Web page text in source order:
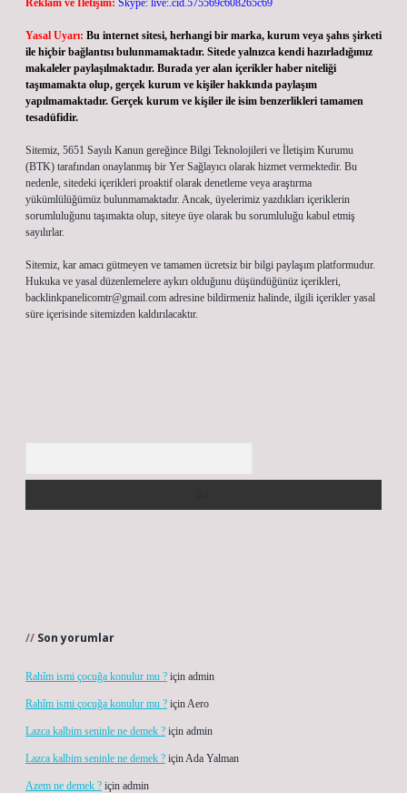
Reklam ve İletişim: Skype: live:.cid.575569c608265c69
Yasal Uyarı: Bu internet sitesi, herhangi bir marka, kurum veya şahıs şirketi
ile hiçbir bağlantısı bulunmamaktadır. Sitede yalnızca kendi hazırladığımız
makaleler paylaşılmaktadır. Burada yer alan içerikler haber niteliği
taşımamakta olup, gerçek kurum ve kişiler hakkında paylaşım
yapılmamaktadır. Gerçek kurum ve kişiler ile isim benzerlikleri tamamen
tesadüfidir.
Sitemiz, 5651 Sayılı Kanun gereğince Bilgi Teknolojileri ve İletişim Kurumu
(BTK) tarafından onaylanmış bir Yer Sağlayıcı olarak hizmet vermektedir. Bu
nedenle, sitedeki içerikleri proaktif olarak denetleme veya araştırma
yükümlülüğümüz bulunmamaktadır. Ancak, üyelerimiz yazdıkları içeriklerin
sorumluluğunu taşımakta olup, siteye üye olarak bu sorumluluğu kabul etmiş
sayılırlar.
Sitemiz, kar amacı gütmeyen ve tamamen ücretsiz bir bilgi paylaşım platformudur.
Hukuka ve yasal düzenlemelere aykırı olduğunu düşündüğünüz içerikleri,
backlinkpanelicomtr@gmail.com adresine bildirmeniz halinde, ilgili içerikler yasal
süre içerisinde sitemizden kaldırılacaktır.
Son yorumlar
Rahîm ismi çocuğa konulur mu ? için admin
Rahîm ismi çocuğa konulur mu ? içinAero
Lazca kalbim seninle ne demek ? için admin
Lazca kalbim seninle ne demek ? içinAda Yalman
Azem ne demek ? için admin